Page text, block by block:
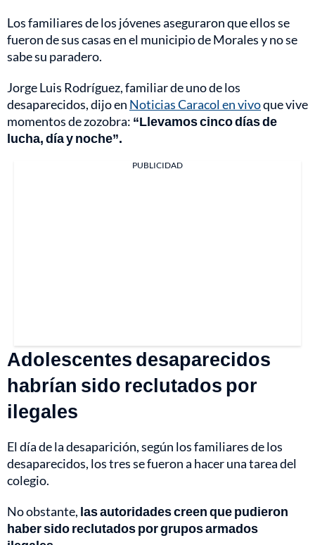
Los familiares de los jóvenes aseguraron que ellos se
fueron de sus casas en el municipio de Morales y no se
sabe su paradero.
Jorge Luis Rodríguez, familiar de uno de los
desaparecidos, dijo en Noticias Caracol en vivoque vive
momentos de zozobra: “Llevamos cinco días de
lucha, día y noche”.
PUBLICIDAD
Adolescentes desaparecidos
habrían sido reclutados por
ilegales
El día de la desaparición, según los familiares de los
desaparecidos, los tres se fueron a hacer una tarea del
colegio.
No obstante, las autoridades creen que pudieron
haber sido reclutados por grupos armados